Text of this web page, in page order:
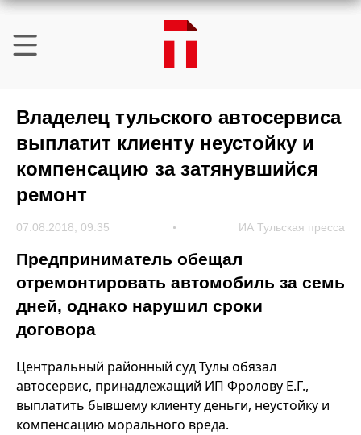
Владелец тульского автосервиса
выплатит клиенту неустойку и
компенсацию за затянувшийся
ремонт
07.08.2018, 09:35 ИА Тульская пресса
Предприниматель обещал
отремонтировать автомобиль за семь
дней, однако нарушил сроки
договора
Центральный районный суд Тулы обязал
автосервис, принадлежащий ИП Фролову Е.Г.,
выплатить бывшему клиенту деньги, неустойку и
компенсацию морального вреда.